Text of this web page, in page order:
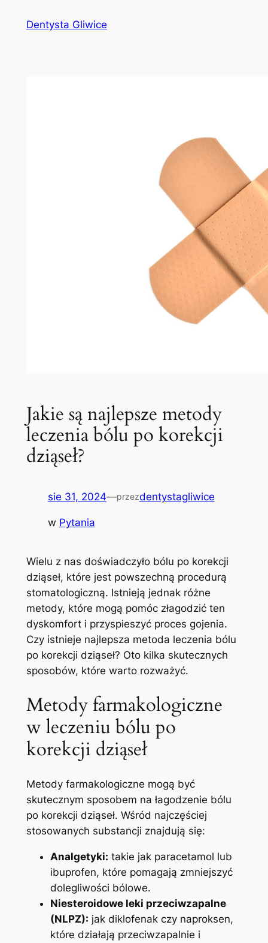
Dentysta Gliwice
Jakie są najlepsze metody
leczenia bólu po korekcji
dziąseł?
sie 31, 2024—przezdentystagliwice
w Pytania
Wielu⁢ z⁣ nas doświadczyło ⁤bólu po korekcji
dziąseł, które⁣ jest ​powszechną procedurą
⁤stomatologiczną. Istnieją​ jednak‍ różne
metody,​ które mogą⁣ pomóc złagodzić‍ ten
dyskomfort i⁣ przyspieszyć proces gojenia.‍
Czy istnieje najlepsza ​metoda leczenia ‍bólu⁤
po korekcji dziąseł? Oto kilka skutecznych
sposobów, które warto ‍rozważyć.
Metody farmakologiczne
w⁤ leczeniu bólu po
korekcji ‌dziąseł
Metody farmakologiczne mogą ⁣być
skutecznym sposobem ⁣na łagodzenie ⁢bólu
po korekcji dziąseł. Wśród najczęściej
stosowanych substancji ⁢znajdują się:
Analgetyki: takie ‌jak paracetamol lub
ibuprofen,⁢ które‍ pomagają zmniejszyć
dolegliwości bólowe.
Niesteroidowe‍ leki przeciwzapalne‍
(NLPZ): ⁣jak​ diklofenak czy naproksen,
‌które działają przeciwzapalnie i